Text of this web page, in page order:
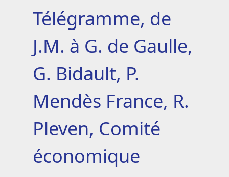
Télégramme, de
J.M. à G. de Gaulle,
G. Bidault, P.
Mendès France, R.
Pleven, Comité
économique